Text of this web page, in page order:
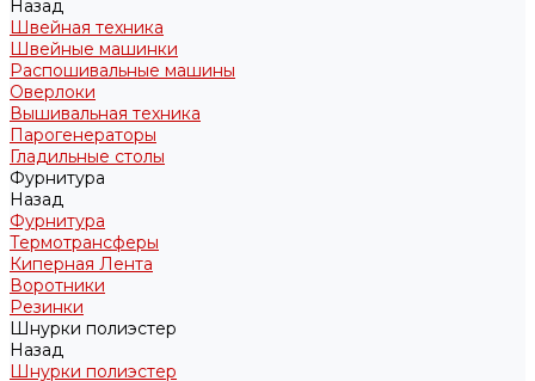
Назад
Швейная техника
Швейные машинки
Распошивальные машины
Оверлоки
Вышивальная техника
Парогенераторы
Гладильные столы
Фурнитура
Назад
Фурнитура
Термотрансферы
Киперная Лента
Воротники
Резинки
Шнурки полиэстер
Назад
Шнурки полиэстер